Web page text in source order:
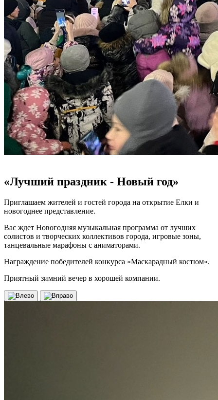
«Лучший праздник - Новый год»
Приглашаем жителей и гостей города на открытие Елки и
новогоднее представление.
Вас ждет Новогодняя музыкальная программа от лучших
солистов и творческих коллективов города, игровые зоны,
танцевальные марафоны с аниматорами.
Награждение победителей конкурса «Маскарадный костюм».
Приятный зимний вечер в хорошей компании.